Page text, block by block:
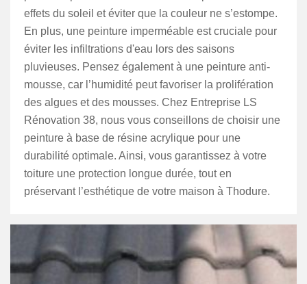
effets du soleil et éviter que la couleur ne s’estompe.
En plus, une peinture imperméable est cruciale pour
éviter les infiltrations d'eau lors des saisons
pluvieuses. Pensez également à une peinture anti-
mousse, car l’humidité peut favoriser la prolifération
des algues et des mousses. Chez Entreprise LS
Rénovation 38, nous vous conseillons de choisir une
peinture à base de résine acrylique pour une
durabilité optimale. Ainsi, vous garantissez à votre
toiture une protection longue durée, tout en
préservant l’esthétique de votre maison à Thodure.